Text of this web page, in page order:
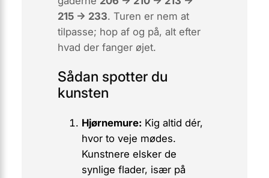
215 → 233. Turen er nem at
tilpasse; hop af og på, alt efter
hvad der fanger øjet.
Sådan spotter du
kunsten
Hjørnemure: Kig altid dér,
hvor to veje mødes.
Kunstnere elsker de
synlige flader, især på